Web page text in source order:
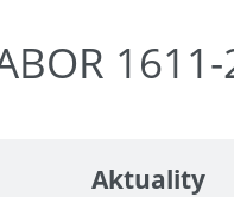
Aktuality